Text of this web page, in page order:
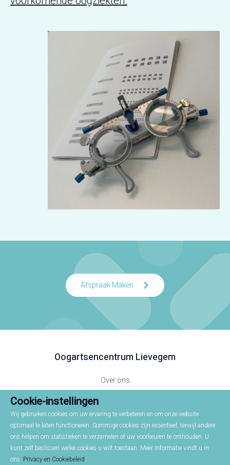
Afspraak Maken
Oogartsencentrum Lievegem
Over ons
Privacy – cookiebeleid
U kan bij ons terecht voor:
Algemene Oogheelkunde
Cookie-instellingen
Wij gebruiken cookies om uw ervaring te verbeteren en om onze website
optimaal te laten functioneren. Sommige cookies zijn essentieel, terwijl andere
ons helpen om statistieken te verzamelen of uw voorkeuren te onthouden. U
kunt zelf beslissen welke cookies u wilt toestaan. Meer informatie vindt u in
ons Privacy en Cookiebeleid.